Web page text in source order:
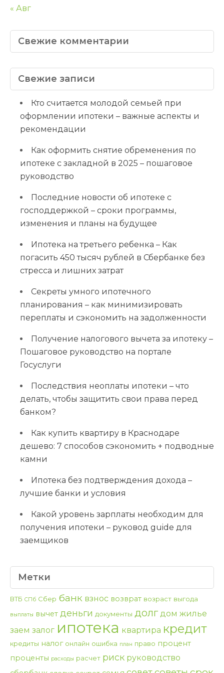
« Авг
Свежие комментарии
Свежие записи
Кто считается молодой семьей при
оформлении ипотеки – важные аспекты и
рекомендации
Как оформить снятие обременения по
ипотеке с закладной в 2025 – пошаговое
руководство
Последние новости об ипотеке с
господдержкой – сроки программы,
изменения и планы на будущее
Ипотека на третьего ребенка – Как
погасить 450 тысяч рублей в Сбербанке без
стресса и лишних затрат
Секреты умного ипотечного
планирования – как минимизировать
переплаты и сэкономить на задолженности
Получение налогового вычета за ипотеку –
Пошаговое руководство на портале
Госуслуги
Последствия неоплаты ипотеки – что
делать, чтобы защитить свои права перед
банком?
Как купить квартиру в Краснодаре
дешево: 7 способов сэкономить + подводные
камни
Ипотека без подтверждения дохода –
лучшие банки и условия
Какой уровень зарплаты необходим для
получения ипотеки – руковод guide для
заемщиков
Метки
ВТБ СПб Сбер банк взнос возврат возраст выгода
выплаты вычет деньги документы долг дом жилье
заем залог ипотека квартира кредит
кредиты налог онлайн ошибка план право процент
проценты расходы расчет риск руководство